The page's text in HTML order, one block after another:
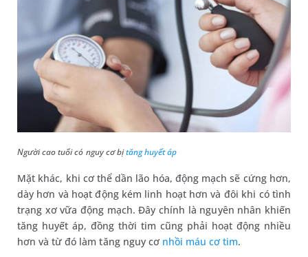
Người cao tuổi có nguy cơ bịtăng huyết áp
Mặt khác, khi cơ thể dần lão hóa, động mạch sẽ cứng hơn,
dày hơn và hoạt động kém linh hoạt hơn và đôi khi có tình
trạng xơ vữa động mạch. Đây chính là nguyên nhân khiến
tăng huyết áp, đồng thời tim cũng phải hoạt động nhiều
hơn và từ đó làm tăng nguy cơ nhồi máu cơ tim.